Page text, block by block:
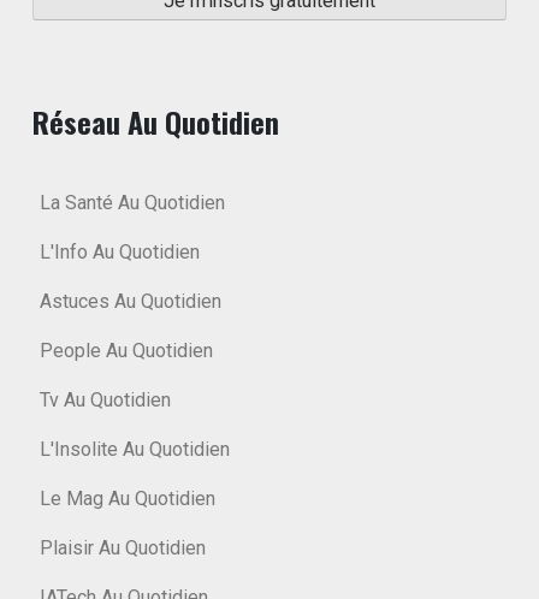
Réseau Au Quotidien
La Santé Au Quotidien
L'Info Au Quotidien
Astuces Au Quotidien
People Au Quotidien
Tv Au Quotidien
L'Insolite Au Quotidien
Le Mag Au Quotidien
Plaisir Au Quotidien